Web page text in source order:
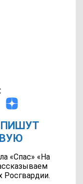
ПИШУТ
«Спас» «На
Росгвардии.